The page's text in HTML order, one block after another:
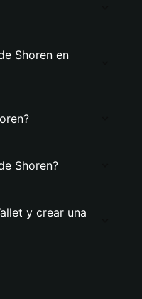
Shoren en
Shoren?
y crear una